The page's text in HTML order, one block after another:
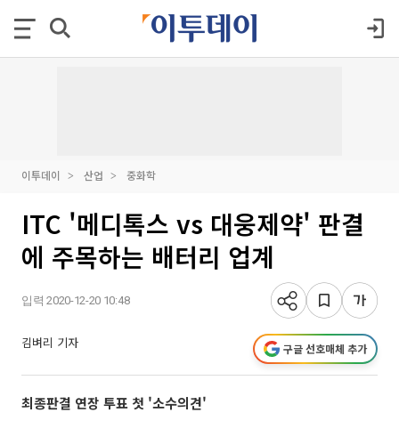
이투데이 산업 중화학
ITC '메디톡스 vs 대웅제약' 판결
에 주목하는 배터리 업계
입력 2020-12-20 10:48
김벼리 기자 구글 선호매체 추가
최종판결 연장 투표 첫 '소수의견'